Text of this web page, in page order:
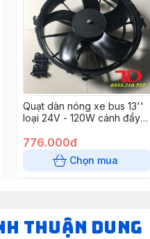
Quạt dàn nóng xe bus 13''
loại 24V - 120W cánh đẩy
776.000đ
Chọn mua
THUẬN DUNG